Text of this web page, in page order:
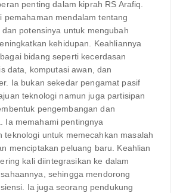
penting dalam kiprah RS Arafiq.
pemahaman mendalam tentang
potensinya untuk mengubah
kehidupan. Keahliannya
bidang seperti kecerdasan
data, komputasi awan, dan
Ia bukan sekedar pengamat pasif
teknologi namun juga partisipan
pengembangan dan
Ia memahami pentingnya
teknologi untuk memecahkan masalah
menciptakan peluang baru. Keahlian
kali diintegrasikan ke dalam
sehingga mendorong
Ia juga seorang pendukung